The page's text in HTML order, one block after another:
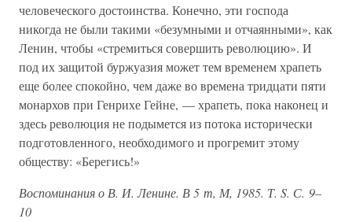
человеческого достоинства. Конечно, эти господа
никогда не были такими «безумными и отчаянными», как
Ленин, чтобы «стремиться совершить революцию». И
под их защитой буржуазия может тем временем храпеть
еще более спокойно, чем даже во времена тридцати пяти
монархов при Генрихе Гейне, — храпеть, пока наконец и
здесь революция не подымется из потока исторически
подготовленного, необходимого и прогремит этому
обществу: «Берегись!»
Воспоминания о В. И. Ленине. В 5 т, М, 1985. Т. S. С. 9–
10